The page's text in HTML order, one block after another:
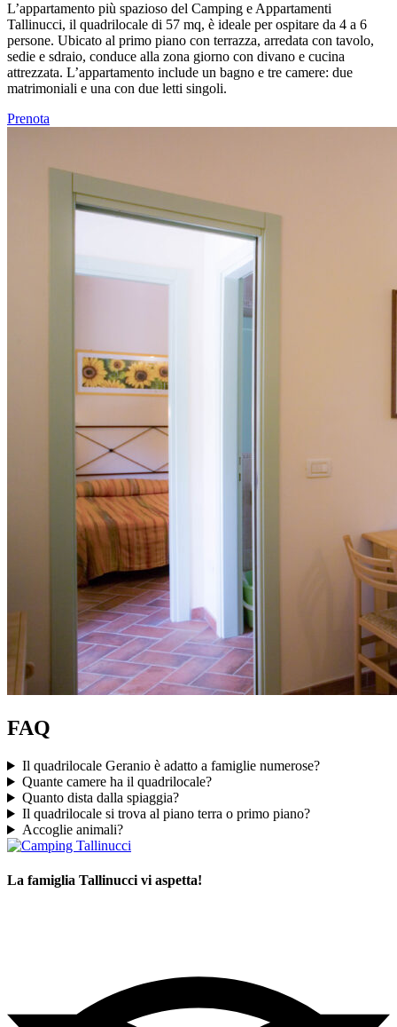
L’appartamento più spazioso del Camping e Appartamenti
Tallinucci, il quadrilocale di 57 mq, è ideale per ospitare da 4 a 6
persone. Ubicato al primo piano con terrazza, arredata con tavolo,
sedie e sdraio, conduce alla zona giorno con divano e cucina
attrezzata. L’appartamento include un bagno e tre camere: due
matrimoniali e una con due letti singoli.
Prenota
FAQ
Il quadrilocale Geranio è adatto a famiglie numerose?
Quante camere ha il quadrilocale?
Quanto dista dalla spiaggia?
Il quadrilocale si trova al piano terra o primo piano?
Accoglie animali?
La famiglia Tallinucci vi aspetta!